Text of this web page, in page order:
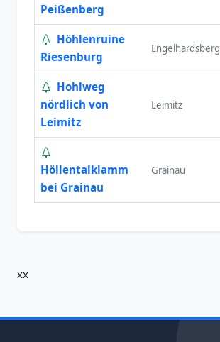
Peißenberg
Höhlenruine
Riesenburg
Engelhardsberg
Hohlweg
nördlich von
Leimitz
Leimitz
Höllentalklamm
bei Grainau
Grainau
xx